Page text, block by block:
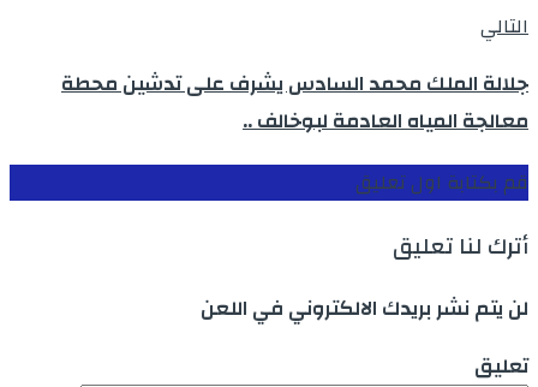
التالي
جلالة الملك محمد السادس يشرف على تدشين محطة
معالجة المياه العادمة لبوخالف ..
قم بكتابة اول تعليق
أترك لنا تعليق
لن يتم نشر بريدك الالكتروني في اللعن
تعليق